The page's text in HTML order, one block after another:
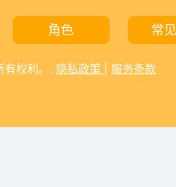
角色 常
权利。. 隐私政策 服务条款